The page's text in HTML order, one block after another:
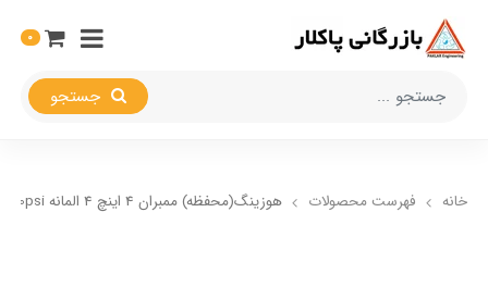
0
خانه فهرست محصولات هوزینگ(محفظه) ممبران 4 اینچ 4 المانه 300psi ساید پورت